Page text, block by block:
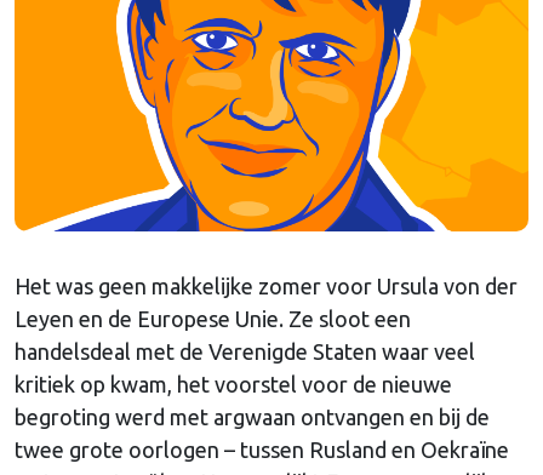
Het was geen makkelijke zomer voor Ursula von der
Leyen en de Europese Unie. Ze sloot een
handelsdeal met de Verenigde Staten waar veel
kritiek op kwam, het voorstel voor de nieuwe
begroting werd met argwaan ontvangen en bij de
twee grote oorlogen – tussen Rusland en Oekraïne